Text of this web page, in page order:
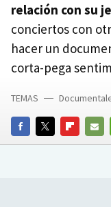
relación con su
conciertos con
hacer un
corta-pega
FACEBOOKTWITTERFLIPBOARD
E-
TEMAS